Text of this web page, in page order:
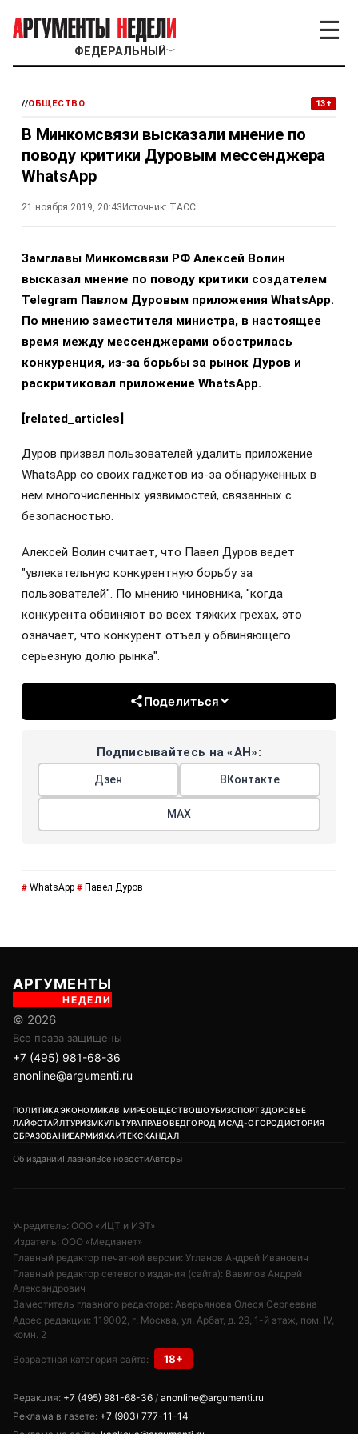
ФЕДЕРАЛЬНЫЙ ﹀
☰
//ОБЩЕСТВО 13+
В Минкомсвязи высказали мнение по
поводу критики Дуровым мессенджера
WhatsApp
21 ноября 2019, 20:43 Источник: ТАСС
Замглавы Минкомсвязи РФ Алексей Волин
высказал мнение по поводу критики создателем
Telegram Павлом Дуровым приложения WhatsApp.
По мнению заместителя министра, в настоящее
время между мессенджерами обострилась
конкуренция, из-за борьбы за рынок Дуров и
раскритиковал приложение WhatsApp.
[related_articles]
Дуров призвал пользователей удалить приложение
WhatsApp со своих гаджетов из-за обнаруженных в
нем многочисленных уязвимостей, связанных с
безопасностью.
Алексей Волин считает, что Павел Дуров ведет
"увлекательную конкурентную борьбу за
пользователей". По мнению чиновника, "когда
конкурента обвиняют во всех тяжких грехах, это
означает, что конкурент отъел у обвиняющего
серьезную долю рынка".
Поделиться
Подписывайтесь на «АН»:
Дзен ВКонтакте
МАХ
# WhatsApp # Павел Дуров
АРГУМЕНТЫ
НЕДЕЛИ
© 2026
Все права защищены
+7 (495) 981-68-36
anonline@argumenti.ru
ПОЛИТИКАЭКОНОМИКАВ МИРЕОБЩЕСТВОШОУБИЗСПОРТЗДОРОВЬЕ
ЛАЙФСТАЙЛТУРИЗМКУЛЬТУРАПРАВОВЕДГОРОД МСАД-ОГОРОДИСТОРИЯ
ОБРАЗОВАНИЕАРМИЯХАЙТЕКСКАНДАЛ
Об изданииГлавнаяВсе новостиАвторы
Учредитель: ООО «ИЦТ и ИЭТ»
Издатель: ООО «Медианет»
Главный редактор печатной версии: Угланов Андрей Иванович
Главный редактор сетевого издания (сайта): Вавилов Андрей
Александрович
Заместитель главного редактора: Аверьянова Олеся Сергеевна
Адрес редакции: 119002, г. Москва, ул. Арбат, д. 29, 1-й этаж, пом. IV,
комн. 2
Возрастная категория сайта: 18+
Редакция: +7 (495) 981-68-36 / anonline@argumenti.ru
Реклама в газете: +7 (903) 777-11-14